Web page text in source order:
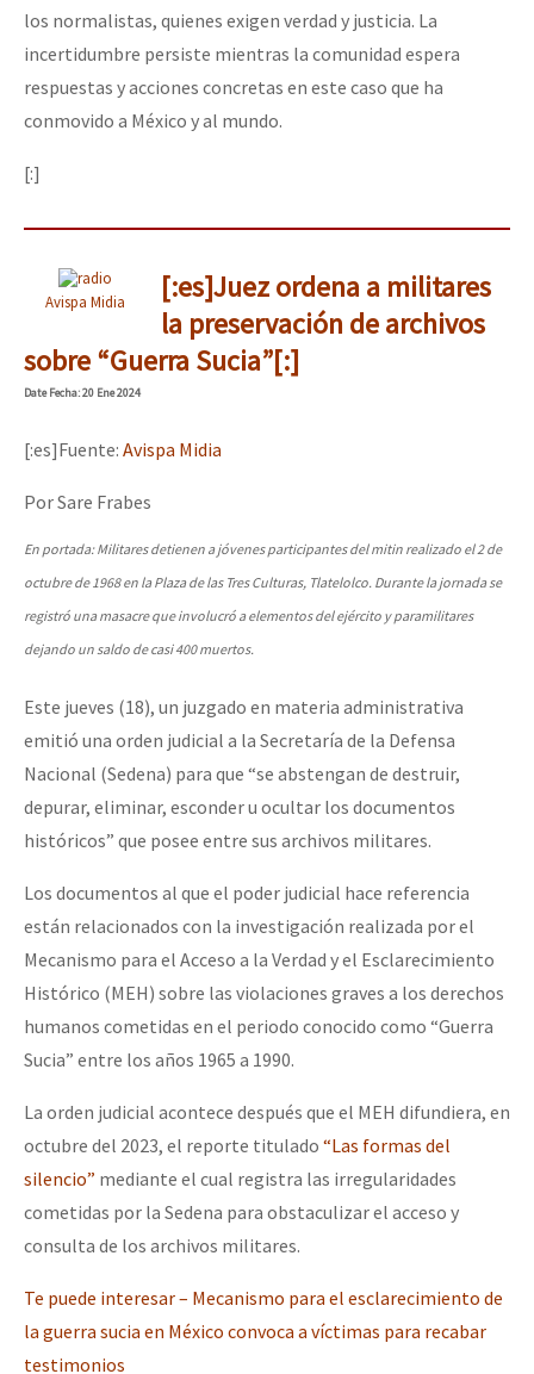
los normalistas, quienes exigen verdad y justicia. La
incertidumbre persiste mientras la comunidad espera
respuestas y acciones concretas en este caso que ha
conmovido a México y al mundo.
[:]
Avispa Midia
[:es]Juez ordena a militares
la preservación de archivos
sobre “Guerra Sucia”[:]
DateFecha: 20 Ene 2024
[:es]Fuente: Avispa Midia
Por Sare Frabes
En portada: Militares detienen a jóvenes participantes del mitin realizado el 2 de
octubre de 1968 en la Plaza de las Tres Culturas, Tlatelolco. Durante la jornada se
registró una masacre que involucró a elementos del ejército y paramilitares
dejando un saldo de casi 400 muertos.
Este jueves (18), un juzgado en materia administrativa
emitió una orden judicial a la Secretaría de la Defensa
Nacional (Sedena) para que “se abstengan de destruir,
depurar, eliminar, esconder u ocultar los documentos
históricos” que posee entre sus archivos militares.
Los documentos al que el poder judicial hace referencia
están relacionados con la investigación realizada por el
Mecanismo para el Acceso a la Verdad y el Esclarecimiento
Histórico (MEH) sobre las violaciones graves a los derechos
humanos cometidas en el periodo conocido como “Guerra
Sucia” entre los años 1965 a 1990.
La orden judicial acontece después que el MEH difundiera, en
octubre del 2023, el reporte titulado “Las formas del
silencio” mediante el cual registra las irregularidades
cometidas por la Sedena para obstaculizar el acceso y
consulta de los archivos militares.
Te puede interesar – Mecanismo para el esclarecimiento de
la guerra sucia en México convoca a víctimas para recabar
testimonios